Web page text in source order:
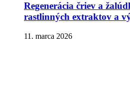
Regenerácia čriev a
rastlinných extraktov a
11. marca 2026